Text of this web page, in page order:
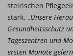
steirischen
stark. „Unsere
Gesundheitsschutz
Tageszentren und
ersten Monate